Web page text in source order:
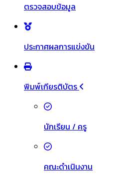
ตรวจสอบข้อมูล
ประกาศผลการแข่งขัน
พิมพ์เกียรติบัตร
นักเรียน / ครู
คณะดำเนินงาน